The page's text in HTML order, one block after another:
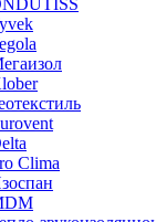
Clima